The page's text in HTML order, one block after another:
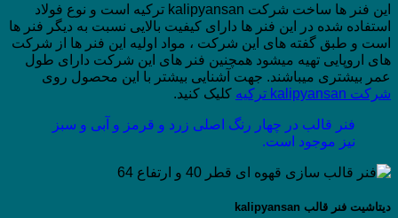
این فنر ها ساخت شرکت kalipyansan ترکیه است و نوع فولاد
استفاده شده در این فنر ها دارای کیفیت بالایی نسبت به دیگر فنر ها
است و طبق گفته های این شرکت ، مواد اولیه این فنر ها از شرکت
های اروپایی تهیه میشود همچنین فنر های این شرکت دارای طول
عمر بیشتری میباشند. جهت آشنایی بیشتر با این محصول روی
شرکت kalipyansan ترکیه
کلیک کنید.
فنر قالب در چهار رنگ اصلی زرد و قرمز و آبی و سبز
نیز موجود است.
دیتاشیت فنر قالب kalipyansan